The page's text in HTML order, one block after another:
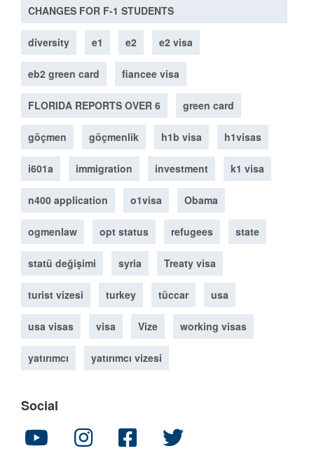
CHANGES FOR F-1 STUDENTS
diversity e1 e2 e2 visa
eb2 green card fiancee visa
FLORIDA REPORTS OVER 6 green card
göçmen göçmenlik h1b visa h1visas
i601a immigration investment k1 visa
n400 application o1visa Obama
ogmenlaw opt status refugees state
statü değişimi syria Treaty visa
turist vizesi turkey tüccar usa
usa visas visa Vize working visas
yatırımcı yatırımcı vizesi
Social